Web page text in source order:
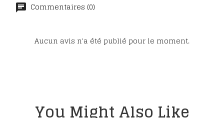
Commentaires (0)
Aucun avis n'a été publié pour le moment.
You Might Also Like